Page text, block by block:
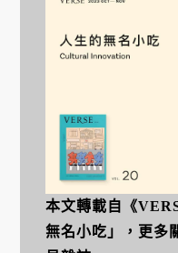
本文轉載自《
無名小吃」，更多